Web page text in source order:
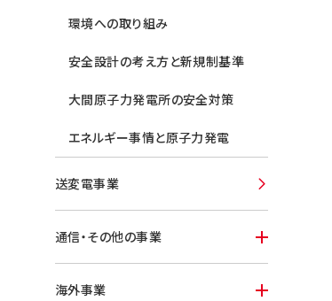
環境への取り組み
安全設計の考え方と新規制基準
大間原子力発電所の安全対策
エネルギー事情と原子力発電
送変電事業
通信・その他の事業
海外事業